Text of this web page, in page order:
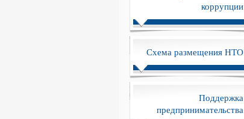
коррупции
Схема размещения НТО
Поддержка
предпринимательства